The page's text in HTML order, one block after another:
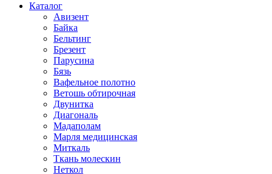
Каталог
Авизент
Байка
Бельтинг
Брезент
Парусина
Бязь
Вафельное полотно
Ветошь обтирочная
Двунитка
Диагональ
Мадаполам
Марля медицинская
Миткаль
Ткань молескин
Неткол